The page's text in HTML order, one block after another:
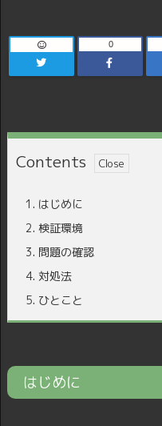
0
Contents
1. はじめに
2. 検証環境
3. 問題の確認
4. 対処法
5. ひとこと
はじめに